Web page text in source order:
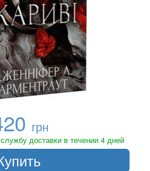
грн
доставки в течении 4 дней